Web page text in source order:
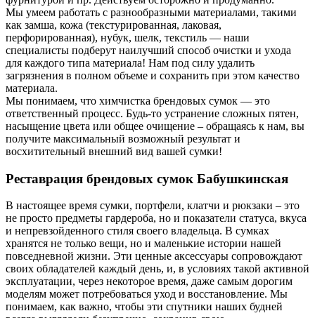
Мы умеем работать с разнообразными материалами, такими
как замша, кожа (текстурированная, лаковая,
перфорированная), нубук, шелк, текстиль — наши
специалисты подберут наилучший способ очистки и ухода
для каждого типа материала! Нам под силу удалить
загрязнения в полном объеме и сохранить при этом качество
материала.
Мы понимаем, что химчистка брендовых сумок — это
ответственный процесс. Будь-то устранение сложных пятен,
насыщение цвета или общее очищение – обращаясь к нам, вы
получите максимальный возможный результат и
восхитительный внешний вид вашей сумки!
Реставрация брендовых сумок Бабушкинская
В настоящее время сумки, портфели, клатчи и рюкзаки – это
не просто предметы гардероба, но и показатели статуса, вкуса
и непревзойденного стиля своего владельца. В сумках
хранятся не только вещи, но и маленькие истории нашей
повседневной жизни. Эти ценные аксессуары сопровождают
своих обладателей каждый день, и, в условиях такой активной
эксплуатации, через некоторое время, даже самым дорогим
моделям может потребоваться уход и восстановление. Мы
понимаем, как важно, чтобы эти спутники наших будней